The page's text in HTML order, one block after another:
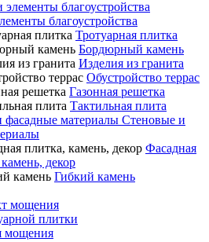
благоустройства
Тротуарная плитка
Бордюрный камень
Изделия из гранита
Обустройство террас
Газонная решетка
Тактильная плита
Стеновые и
Фасадная
декор
Гибкий камень
мощения
плитки
мощения